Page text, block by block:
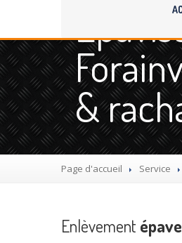
&
Page d'accueil Service
Enlèvement